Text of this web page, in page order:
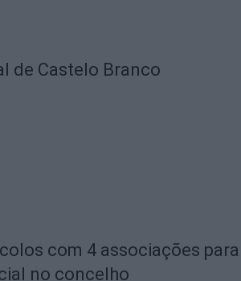
de Castelo Branco
com 4 associações para
no concelho